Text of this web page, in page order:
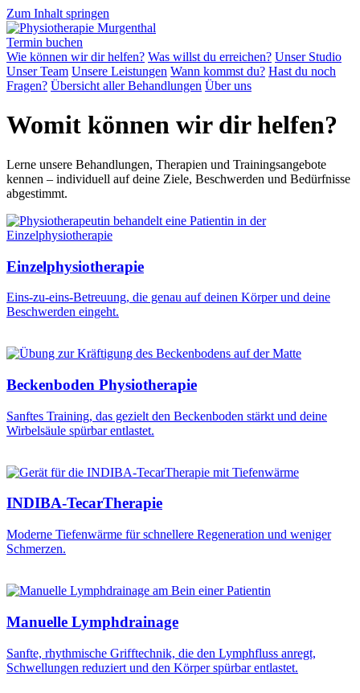
Zum Inhalt springen
Termin buchen
Wie können wir dir helfen? Was willst du erreichen? Unser Studio
Unser Team Unsere Leistungen Wann kommst du? Hast du noch
Fragen? Übersicht aller Behandlungen Über uns
Womit können wir dir helfen?
Lerne unsere Behandlungen, Therapien und Trainingsangebote
kennen – individuell auf deine Ziele, Beschwerden und Bedürfnisse
abgestimmt.
Einzelphysiotherapie
Eins-zu-eins-Betreuung, die genau auf deinen Körper und deine
Beschwerden eingeht.
Beckenboden Physiotherapie
Sanftes Training, das gezielt den Beckenboden stärkt und deine
Wirbelsäule spürbar entlastet.
INDIBA-TecarTherapie
Moderne Tiefenwärme für schnellere Regeneration und weniger
Schmerzen.
Manuelle Lymphdrainage
Sanfte, rhythmische Grifftechnik, die den Lymphfluss anregt,
Schwellungen reduziert und den Körper spürbar entlastet.